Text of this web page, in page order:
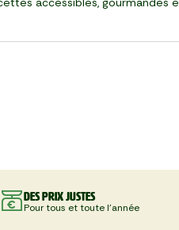
Des prix justes
Pour tous et toute l'année